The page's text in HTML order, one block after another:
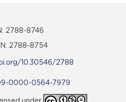
2788-8746
2788-8754
10.30546/2788
0000-0564-7979
under